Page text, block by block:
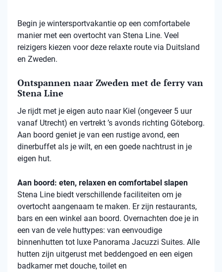
Begin je wintersportvakantie op een comfortabele
manier met een overtocht van Stena Line. Veel
reizigers kiezen voor deze relaxte route via Duitsland
en Zweden.
Ontspannen naar Zweden met de ferry van
Stena Line
Je rijdt met je eigen auto naar Kiel (ongeveer 5 uur
vanaf Utrecht) en vertrekt ’s avonds richting Göteborg.
Aan boord geniet je van een rustige avond, een
dinerbuffet als je wilt, en een goede nachtrust in je
eigen hut.
Aan boord: eten, relaxen en comfortabel slapen
Stena Line biedt verschillende faciliteiten om je
overtocht aangenaam te maken. Er zijn restaurants,
bars en een winkel aan boord. Overnachten doe je in
een van de vele huttypes: van eenvoudige
binnenhutten tot luxe Panorama Jacuzzi Suites. Alle
hutten zijn uitgerust met beddengoed en een eigen
badkamer met douche, toilet en